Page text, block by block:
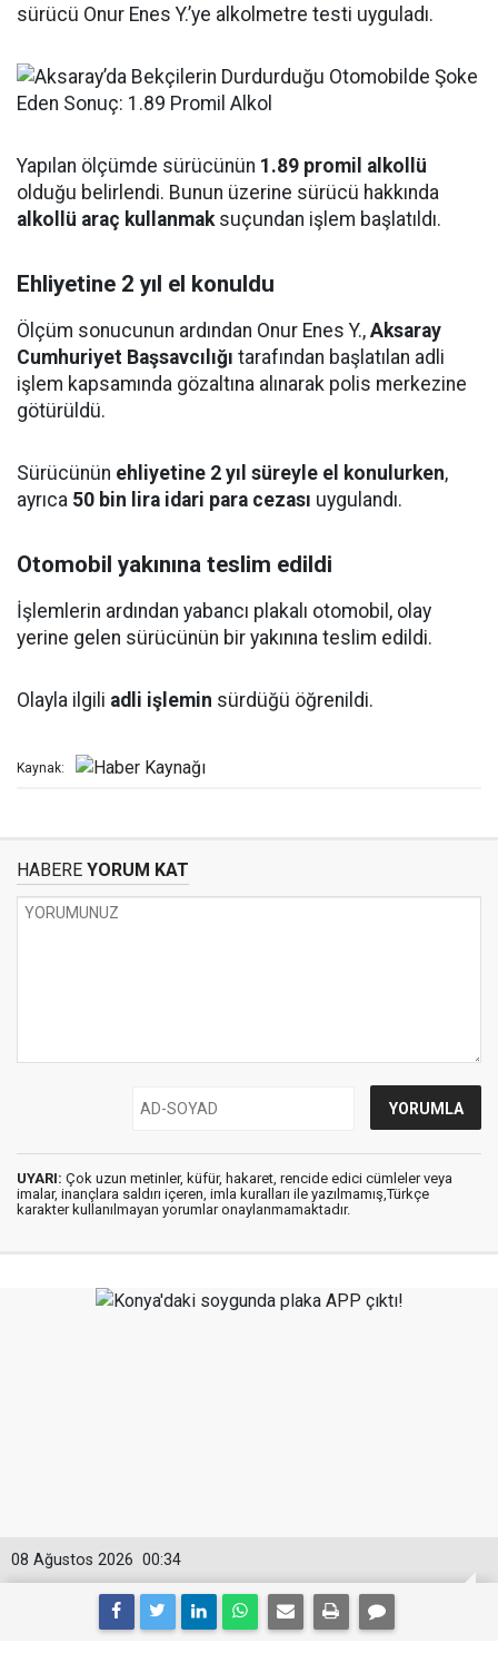
sürücü Onur Enes Y.’ye alkolmetre testi uyguladı.
Yapılan ölçümde sürücünün 1.89 promil alkollü
olduğu belirlendi. Bunun üzerine sürücü hakkında
alkollü araç kullanmaksuçundan işlem başlatıldı.
Ehliyetine 2 yıl el konuldu
Ölçüm sonucunun ardından Onur Enes Y., Aksaray
Cumhuriyet Başsavcılığı tarafından başlatılan adli
işlem kapsamında gözaltına alınarak polis merkezine
götürüldü.
Sürücünün ehliyetine 2 yıl süreyle el konulurken,
ayrıca 50 bin lira idari para cezası uygulandı.
Otomobil yakınına teslim edildi
İşlemlerin ardından yabancı plakalı otomobil, olay
yerine gelen sürücünün bir yakınına teslim edildi.
Olayla ilgili adli işlemin sürdüğü öğrenildi.
Kaynak:
HABERE YORUM KAT
UYARI: Çok uzun metinler, küfür, hakaret, rencide edici cümleler veya
imalar, inançlara saldırı içeren, imla kuralları ile yazılmamış,Türkçe
karakter kullanılmayan yorumlar onaylanmamaktadır.
00:34
08 Ağustos 2026